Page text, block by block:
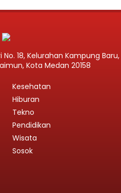
18, Kelurahan Kampung Baru,
Kota Medan 20158
Kesehatan
Hiburan
Tekno
Pendidikan
Wisata
Sosok